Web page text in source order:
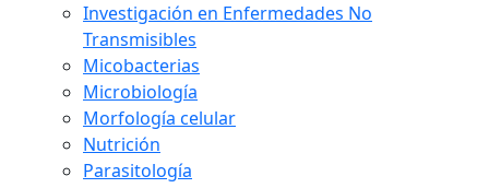
Investigación en Enfermedades No
Transmisibles
Micobacterias
Microbiología
Morfología celular
Nutrición
Parasitología